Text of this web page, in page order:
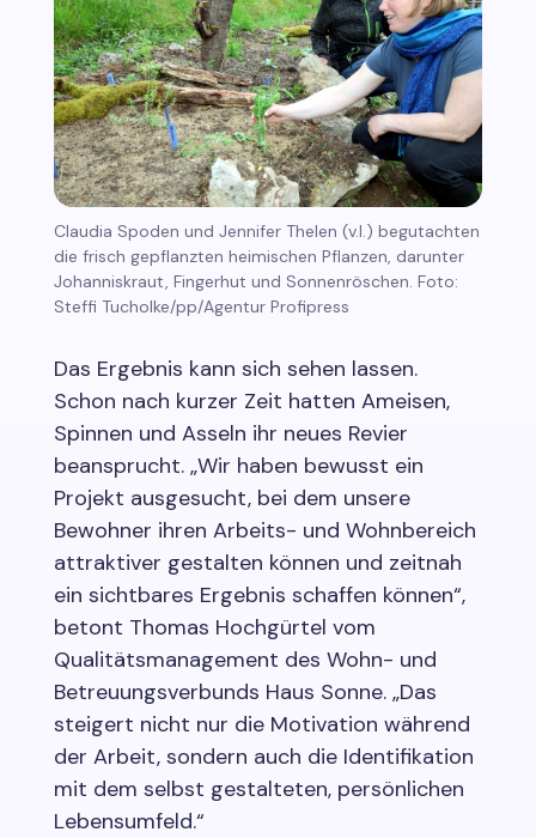
Claudia Spoden und Jennifer Thelen (v.l.) begutachten
die frisch gepflanzten heimischen Pflanzen, darunter
Johanniskraut, Fingerhut und Sonnenröschen. Foto:
Steffi Tucholke/pp/Agentur Profipress
Das Ergebnis kann sich sehen lassen.
Schon nach kurzer Zeit hatten Ameisen,
Spinnen und Asseln ihr neues Revier
beansprucht. „Wir haben bewusst ein
Projekt ausgesucht, bei dem unsere
Bewohner ihren Arbeits- und Wohnbereich
attraktiver gestalten können und zeitnah
ein sichtbares Ergebnis schaffen können“,
betont Thomas Hochgürtel vom
Qualitätsmanagement des Wohn- und
Betreuungsverbunds Haus Sonne. „Das
steigert nicht nur die Motivation während
der Arbeit, sondern auch die Identifikation
mit dem selbst gestalteten, persönlichen
Lebensumfeld.“